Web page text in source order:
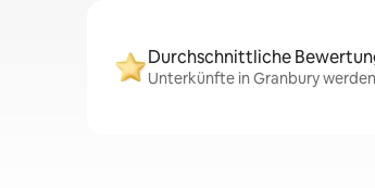
Durchschnittliche
Unterkünfte in Granbury